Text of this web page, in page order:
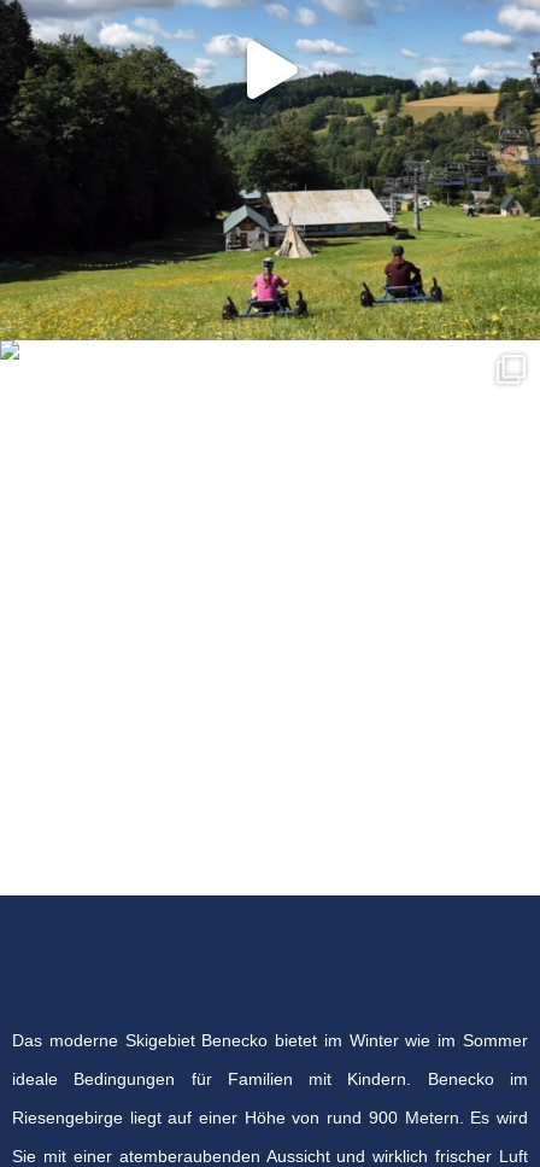
Das moderne Skigebiet Benecko bietet im Winter wie im Sommer
ideale Bedingungen für Familien mit Kindern. Benecko im
Riesengebirge liegt auf einer Höhe von rund 900 Metern. Es wird
Sie mit einer atemberaubenden Aussicht und wirklich frischer Luft